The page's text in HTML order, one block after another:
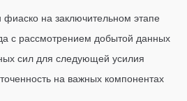
на заключительном этапе
с рассмотрением добытой данных
сил для следующей усилия
на важных компонентах